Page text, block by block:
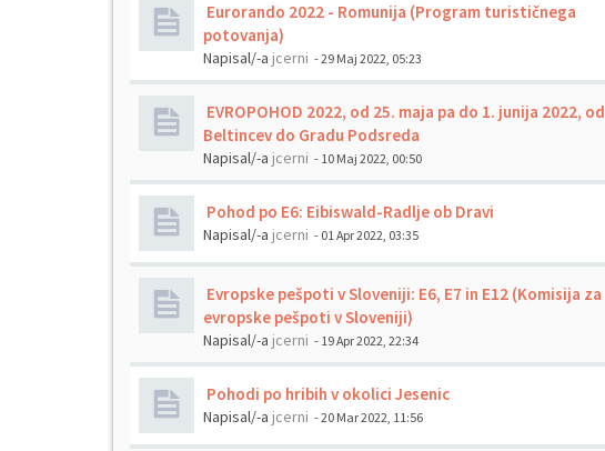
Eurorando 2022 - Romunija (Program turističnega
potovanja)
Napisal/-a jcerni - 29 Maj 2022, 05:23
EVROPOHOD 2022, od 25. maja pa do 1. junija 2022, od
Beltincev do Gradu Podsreda
Napisal/-a jcerni - 10 Maj 2022, 00:50
Pohod po E6: Eibiswald-Radlje ob Dravi
Napisal/-a jcerni - 01 Apr 2022, 03:35
Evropske pešpoti v Sloveniji: E6, E7 in E12 (Komisija za
evropske pešpoti v Sloveniji)
Napisal/-a jcerni - 19 Apr 2022, 22:34
Pohodi po hribih v okolici Jesenic
Napisal/-a jcerni - 20 Mar 2022, 11:56